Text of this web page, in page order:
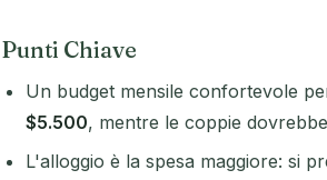
Punti Chiave
Un budget mensile confortevole
$5.500, mentre le coppie
L'alloggio è la spesa maggiore: si